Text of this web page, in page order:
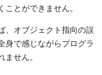
とができません。
、オブジェクト指向の誤
身で感じながらプログラ
せん。